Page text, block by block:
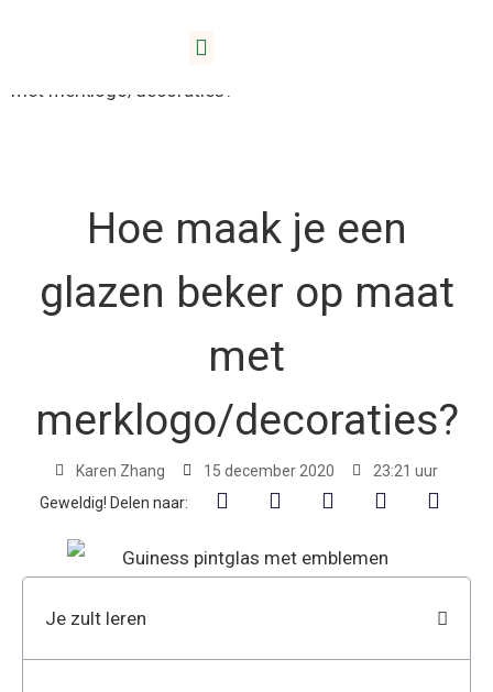
/ Hoe maak je een glazen beker op maat
met merklogo/decoraties?
Hoe maak je een
glazen beker op maat
met
merklogo/decoraties?
Karen Zhang 15 december 2020
23:21 uur
Geweldig! Delen naar:
Je zult leren